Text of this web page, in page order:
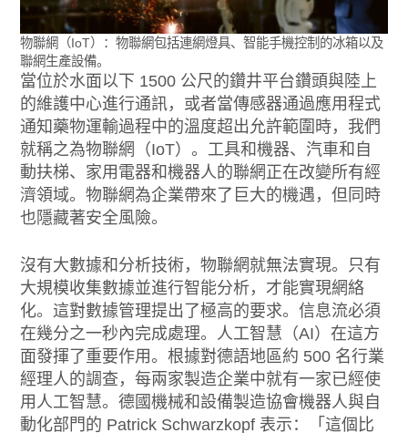
物聯網（IoT）：物聯網包括連網燈具、智能手機控制的冰箱以及
聯網生產設備。
當位於水面以下 1500 公尺的鑽井平台鑽頭與陸上
的維護中心進行通訊，或者當傳感器通過應用程式
通知藥物運輸過程中的溫度超出允許範圍時，我們
就稱之為物聯網（IoT）。工具和機器、汽車和自
動扶梯、家用電器和機器人的聯網正在改變所有經
濟領域。物聯網為企業帶來了巨大的機遇，但同時
也隱藏著安全風險。
沒有大數據和分析技術，物聯網就無法實現。只有
大規模收集數據並進行智能分析，才能實現網絡
化。這對數據管理提出了極高的要求。信息流必須
在幾分之一秒內完成處理。人工智慧（AI）在這方
面發揮了重要作用。根據對德語地區約 500 名行業
經理人的調查，每兩家製造企業中就有一家已經使
用人工智慧。德國機械和設備製造協會機器人與自
動化部門的 Patrick Schwarzkopf 表示：「這個比